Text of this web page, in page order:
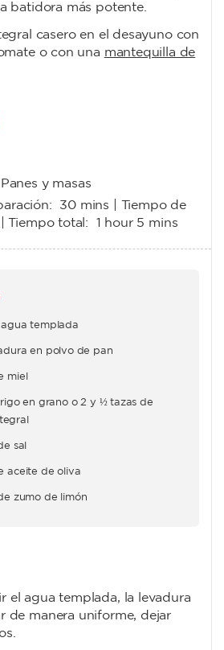
batidora más potente.
casero en el desayuno con
o con una mantequilla de
Panes y masas
30 mins | Tiempo de
| Tiempo total: 1 hour 5 mins
templada
en polvo de pan
miel
en grano o 2 y ½ tazas de
sal
aceite de oliva
zumo de limón
el agua templada, la levadura
de manera uniforme, dejar